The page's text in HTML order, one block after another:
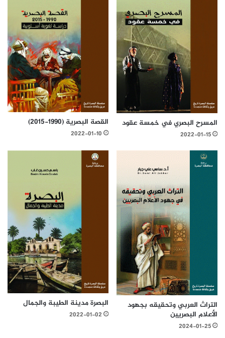
المسرح البصري في خمسة عقود
2022-01-15
القصة البصرية (1990-2015)
2022-01-10
التراث العربي وتحقيقه بجهود
الأعلام البصريين
2024-01-25
البصرة مدينة الطيبة والجمال
2022-01-02